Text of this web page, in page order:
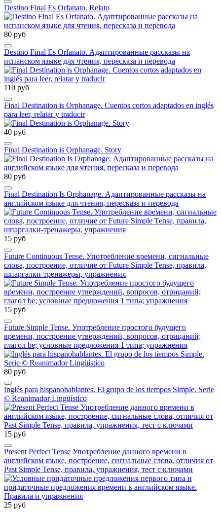
Destino Final Es Orfanato. Relato
80 руб
Destino Final Es Orfanato. Адаптированные рассказы на
испанском языке для чтения, пересказа и перевода
110 руб
Final Destination is Orphanage. Cuentos cortos adaptados en inglés
para leer, relatar y traducir
40 руб
Final Destination is Orphanage. Story
80 руб
Final Destination Is Orphanage. Адаптированные рассказы на
английском языке для чтения, пересказа и перевода
15 руб
Future Continuous Tense. Употребление времени, сигнальные
слова, построение, отличие от Future Simple Tense, правила,
шпаргалки-тренажеры, упражнения
15 руб
Future Simple Tense. Употребление простого будущего
времени, построение утверждений, вопросов, отрицаний;
глагол be; условные предложения 1 типа; упражнения
80 руб
Inglés para hispanohablantes. El grupo de los tiempos Simple. Serie
© Reanimador Lingüístico
15 руб
Present Perfect Tense Употребление данного времени в
английском языке, построение, сигнальные слова, отличия от
Past Simple Tense, правила, упражнения, тест с ключами
25 руб